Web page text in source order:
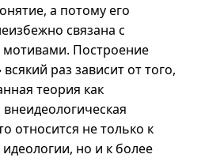
а потому его
связана с
мотивами. Построение
раз зависит от того,
теория как
относится не только к
но и к более